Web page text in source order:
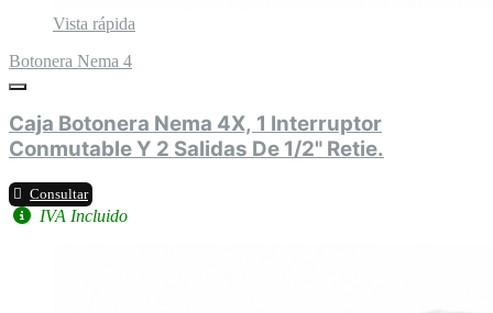
Vista rápida
Botonera Nema 4
Caja Botonera Nema 4X, 1 Interruptor
Conmutable Y 2 Salidas De 1/2" Retie.
Consultar
IVA Incluido